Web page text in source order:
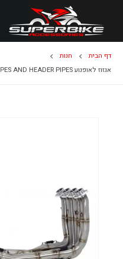
דף הבית
חנות
אגזוז לאופנוע PCX 125 HONDA 2010 / 2011 MID PIPES AND HEADER PIPES